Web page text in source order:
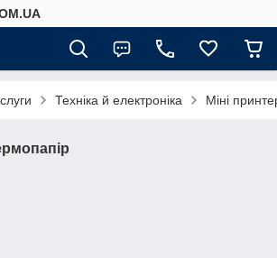
Техніка й електроніка Міні